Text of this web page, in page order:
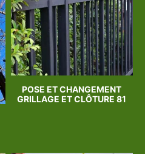
POSE ET CHANGEMENT
GRILLAGE ET CLÔTURE 81